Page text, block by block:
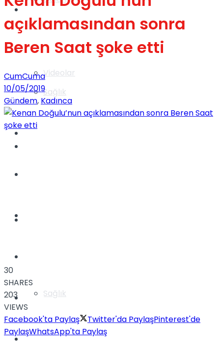
Videolar
Sağlık
Gündem
Yaşam
Sağlık
Müzik
Sinema
açıklamasından sonra
Beren Saat şoke etti
CumCuma
10/05/2019
Gündem, Kadınca
30
SHARES
203
VIEWS
Facebook'ta Paylaş
Twitter'da PaylaşPinterest'de
PaylaşWhatsApp'ta Paylaş